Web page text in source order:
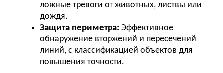
ложные тревоги от животных, листвы или
дождя.
Защита периметра: Эффективное
обнаружение вторжений и пересечений
линий, с классификацией объектов для
повышения точности.